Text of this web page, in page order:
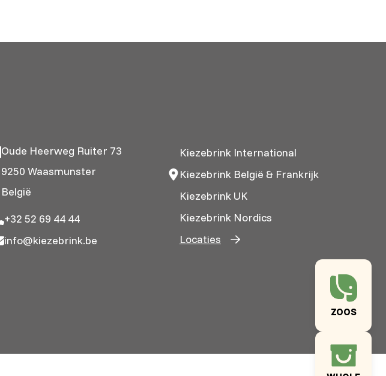
ZOOS
Oude Heerweg Ruiter 73
9250 Waasmunster
België
+32 52 69 44 44
info@kiezebrink.be
Kiezebrink International
Kiezebrink België & Frankrijk
Kiezebrink UK
Kiezebrink Nordics
Locaties